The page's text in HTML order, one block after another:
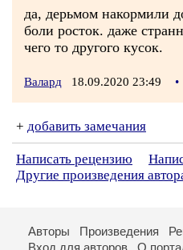
да, дерьмом накормили
боли росток. даже
чего то другого кусок.
Валард 18.09.2020 23:49 •
+ добавить замечания
Написать рецензию
Другие произведения
Авторы Произведения
Вход для авторов
О